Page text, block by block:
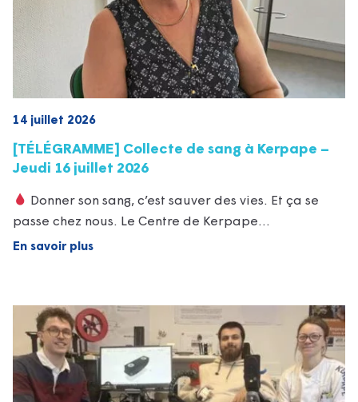
14 juillet 2026
[TÉLÉGRAMME] Collecte de sang à Kerpape –
Jeudi 16 juillet 2026
Donner son sang, c’est sauver des vies. Et ça se
passe chez nous. Le Centre de Kerpape…
En savoir plus